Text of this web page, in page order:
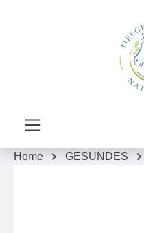
Home GESUNDES